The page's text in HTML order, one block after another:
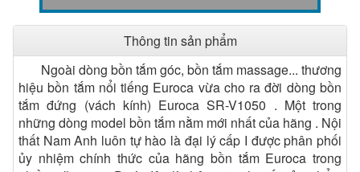
Thông tin sản phẩm
Ngoài dòng bồn tắm góc, bồn tắm massage... thương
hiệu bồn tắm nổi tiếng Euroca vừa cho ra đời dòng bồn
tắm đứng (vách kính) Euroca SR-V1050 . Một trong
những dòng model bồn tắm nằm mới nhất của hãng . Nội
thất Nam Anh luôn tự hào là đại lý cấp I được phân phối
ủy nhiệm chính thức của hãng bồn tắm Euroca trong